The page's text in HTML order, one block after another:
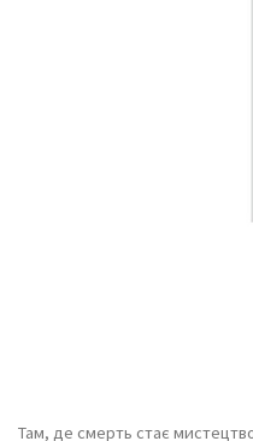
Там, де смерть стає